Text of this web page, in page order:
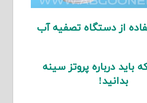
از دستگاه تصفیه آب
باید درباره پروتز سینه
بدانید!